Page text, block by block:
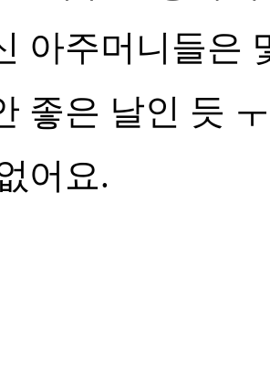
아주머니들은
좋은 날인 듯
어요.